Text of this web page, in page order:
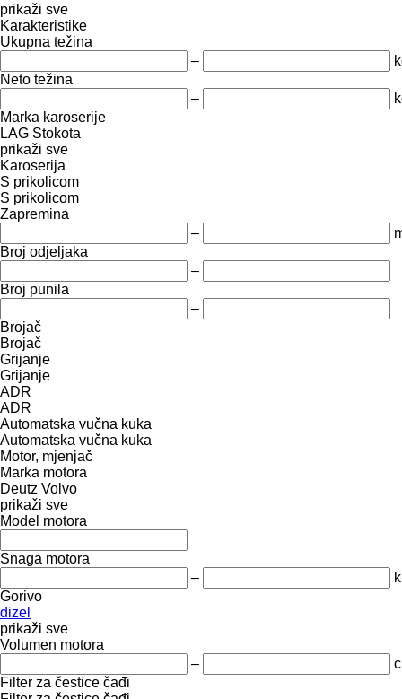
prikaži sve
Karakteristike
Ukupna težina
–
Neto težina
–
Marka karoserije
LAG Stokota
prikaži sve
Karoserija
S prikolicom
S prikolicom
Zapremina
–
Broj odjeljaka
–
Broj punila
–
Brojač
Brojač
Grijanje
Grijanje
ADR
ADR
Automatska vučna kuka
Automatska vučna kuka
Motor, mjenjač
Marka motora
Deutz Volvo
prikaži sve
Model motora
Snaga motora
–
Gorivo
dizel
prikaži sve
Volumen motora
–
Filter za čestice čađi